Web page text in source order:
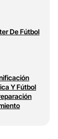
De Fútbol
Y Fútbol